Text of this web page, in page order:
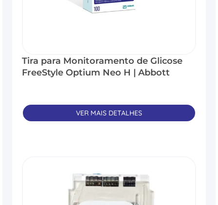
Tira para Monitoramento de Glicose
FreeStyle Optium Neo H | Abbott
VER MAIS DETALHES